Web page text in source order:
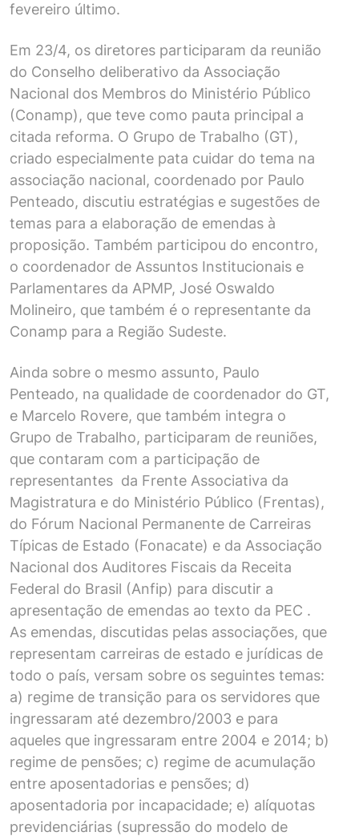
fevereiro último.
Em 23/4, os diretores participaram da reunião
do Conselho deliberativo da Associação
Nacional dos Membros do Ministério Público
(Conamp), que teve como pauta principal a
citada reforma. O Grupo de Trabalho (GT),
criado especialmente pata cuidar do tema na
associação nacional, coordenado por Paulo
Penteado, discutiu estratégias e sugestões de
temas para a elaboração de emendas à
proposição. Também participou do encontro,
o coordenador de Assuntos Institucionais e
Parlamentares da APMP, José Oswaldo
Molineiro, que também é o representante da
Conamp para a Região Sudeste.
Ainda sobre o mesmo assunto, Paulo
Penteado, na qualidade de coordenador do GT,
e Marcelo Rovere, que também integra o
Grupo de Trabalho, participaram de reuniões,
que contaram com a participação de
representantes da Frente Associativa da
Magistratura e do Ministério Público (Frentas),
do Fórum Nacional Permanente de Carreiras
Típicas de Estado (Fonacate) e da Associação
Nacional dos Auditores Fiscais da Receita
Federal do Brasil (Anfip) para discutir a
apresentação de emendas ao texto da PEC .
As emendas, discutidas pelas associações, que
representam carreiras de estado e jurídicas de
todo o país, versam sobre os seguintes temas:
a) regime de transição para os servidores que
ingressaram até dezembro/2003 e para
aqueles que ingressaram entre 2004 e 2014; b)
regime de pensões; c) regime de acumulação
entre aposentadorias e pensões; d)
aposentadoria por incapacidade; e) alíquotas
previdenciárias (supressão do modelo de